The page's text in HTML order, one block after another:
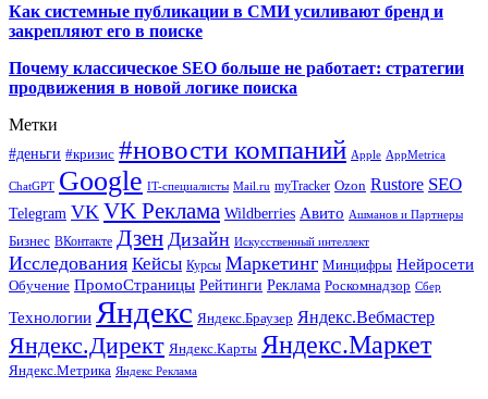
Как системные публикации в СМИ усиливают бренд и
закрепляют его в поиске
Почему классическое SEO больше не работает: стратегии
продвижения в новой логике поиска
Метки
#деньги #кризис #новости компаний Apple AppMetrica
ChatGPT Google IT-специалисты Mail.ru myTracker Ozon Rustore SEO
Telegram VK VK Реклама Wildberries Авито Ашманов и Партнеры
Бизнес ВКонтакте Дзен Дизайн Искусственный интеллект
Исследования Кейсы Курсы Маркетинг Минцифры Нейросети
Обучение ПромоСтраницы Рейтинги Реклама Роскомнадзор Сбер
Технологии Яндекс Яндекс.Браузер Яндекс.Вебмастер
Яндекс.Директ Яндекс.Карты Яндекс.Маркет
Яндекс.Метрика Яндекс Реклама